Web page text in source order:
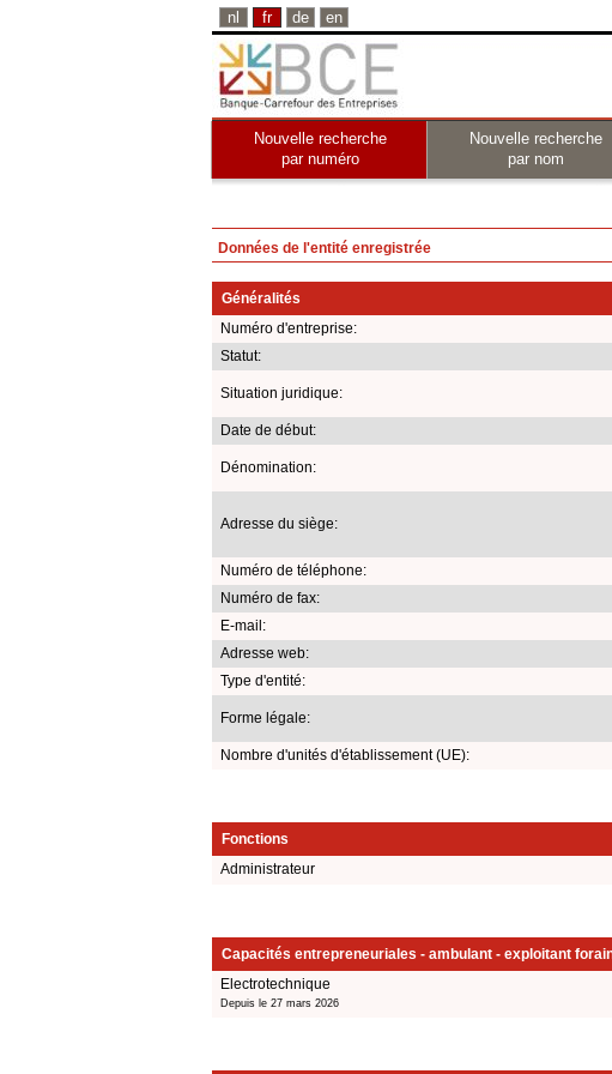
nl fr de en
Nouvelle recherche
par numéro
Nouvelle recherche
par nom
Données de l'entité enregistrée
Généralités
Numéro d'entreprise:
Statut:
Situation juridique:
Date de début:
Dénomination:
Adresse du siège:
Numéro de téléphone:
Numéro de fax:
E-mail:
Adresse web:
Type d'entité:
Forme légale:
Nombre d'unités d'établissement (UE):
Fonctions
Administrateur
Capacités entrepreneuriales - ambulant - exploitant
Electrotechnique
Depuis le 27 mars 2026